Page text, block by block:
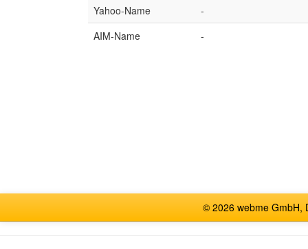
Yahoo-Name
-
AIM-Name
-
© 2026 webme GmbH,